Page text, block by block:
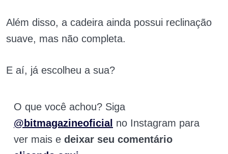
Além disso, a cadeira ainda possui reclinação
suave, mas não completa.
E aí, já escolheu a sua?
O que você achou? Siga
@bitmagazineoficial no Instagram para
ver mais e deixar seu comentário